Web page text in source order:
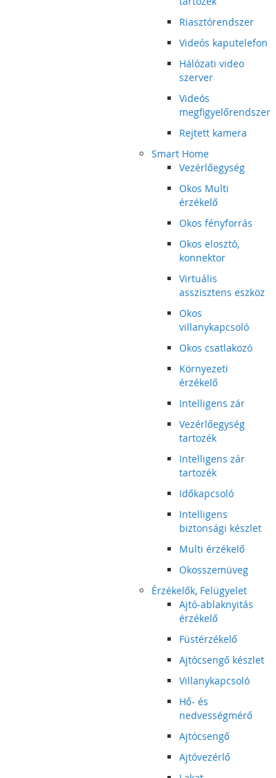
Riasztórendszer
Videós kaputelefon
Hálózati video
szerver
Videós
megfigyelőrendszer
Rejtett kamera
Smart Home
Vezérlőegység
Okos Multi
érzékelő
Okos fényforrás
Okos elosztó,
konnektor
Virtuális
asszisztens eszköz
Okos
villanykapcsoló
Okos csatlakozó
Környezeti
érzékelő
Intelligens zár
Vezérlőegység
tartozék
Intelligens zár
tartozék
Időkapcsoló
Intelligens
biztonsági készlet
Multi érzékelő
Okosszemüveg
Érzékelők, Felügyelet
Ajtó-ablaknyitás
érzékelő
Füstérzékelő
Ajtócsengő készlet
Villanykapcsoló
Hő- és
nedvességmérő
Ajtócsengő
Ajtóvezérlő